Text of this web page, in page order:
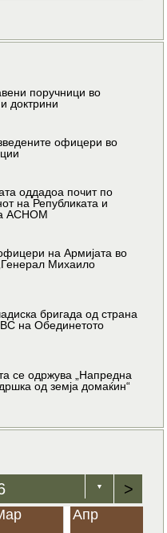
поручници во
доктрини
офицери во
оддадоа почит по
на Републиката и
АСНОМ
на Армијата во
Михаило
бригада од страна
на Обединетото
се одржува „Напредна
од земја домаќин“
▼ >
Апр